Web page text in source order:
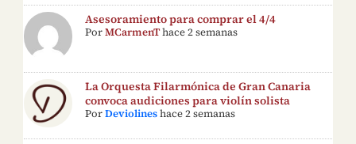
Asesoramiento para comprar el 4/4
PorMCarmenThace 2 semanas
La Orquesta Filarmónica de Gran Canaria
convoca audiciones para violín solista
PorDeviolines hace 2 semanas